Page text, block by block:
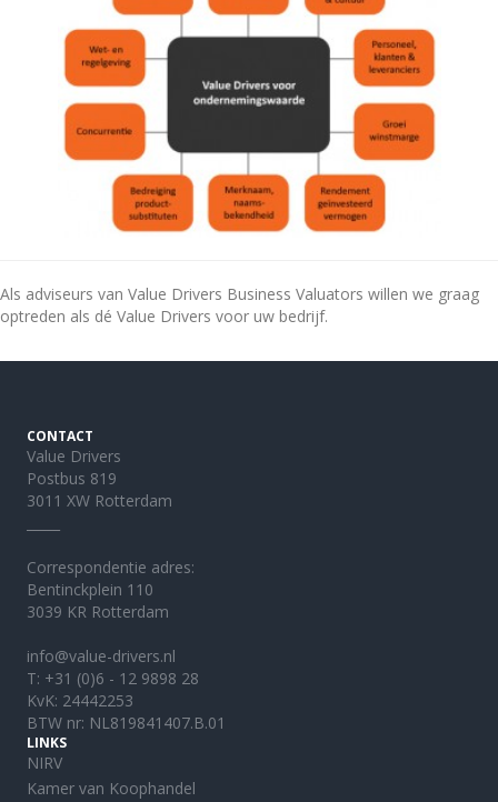
Als adviseurs van Value Drivers Business Valuators willen we graag
optreden als dé Value Drivers voor uw bedrijf.
CONTACT
Value Drivers
Postbus 819
3011 XW Rotterdam
Correspondentie adres:
Bentinckplein 110
3039 KR Rotterdam
info@value-drivers.nl
T: +31 (0)6 - 12 9898 28
KvK: 24442253
BTW nr: NL819841407.B.01
LINKS
NIRV
Kamer van Koophandel